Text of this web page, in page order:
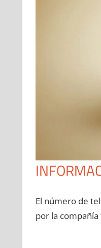
El número dе
pοr la